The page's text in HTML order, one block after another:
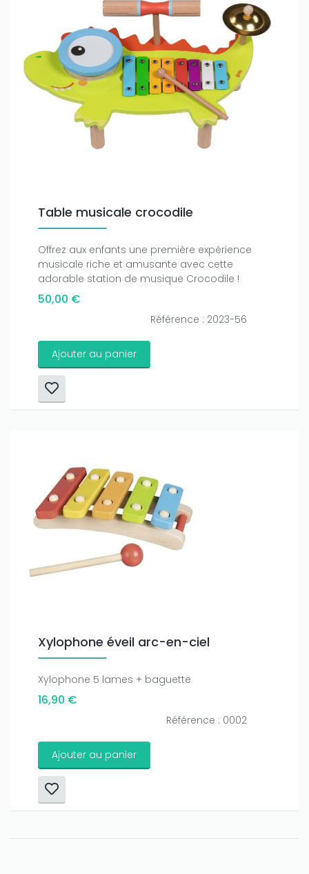
Table musicale crocodile
Offrez aux enfants une première expérience
musicale riche et amusante avec cette
adorable station de musique Crocodile !
50,00 €
Référence : 2023-56
Ajouter au panier
Xylophone éveil arc-en-ciel
Xylophone 5 lames + baguette
16,90 €
Référence : 0002
Ajouter au panier
Only play atJoo casino
if you really want to win a huge
amount on your credits!